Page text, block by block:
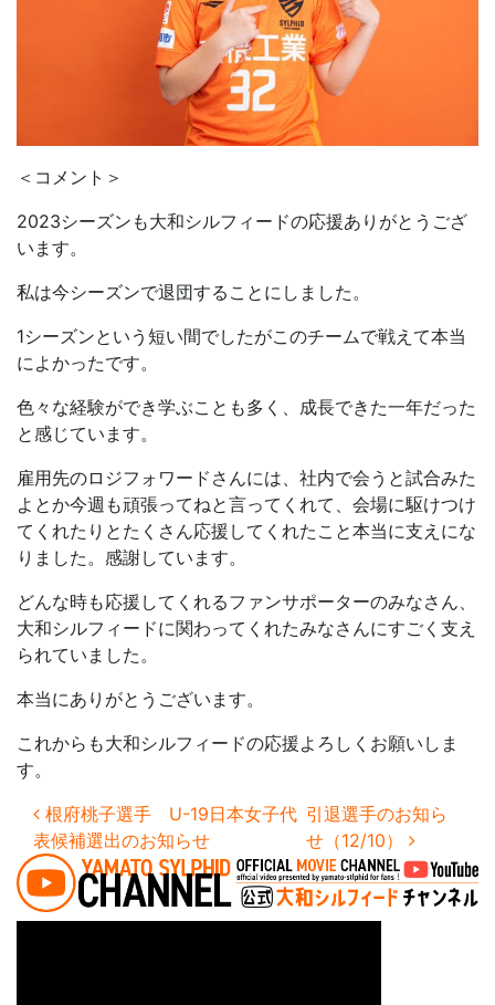
＜コメント＞
2023シーズンも大和シルフィードの応援ありがとうござ
います。
私は今シーズンで退団することにしました。
1シーズンという短い間でしたがこのチームで戦えて本当
によかったです。
色々な経験ができ学ぶことも多く、成長できた一年だった
と感じています。
雇用先のロジフォワードさんには、社内で会うと試合みた
よとか今週も頑張ってねと言ってくれて、会場に駆けつけ
てくれたりとたくさん応援してくれたこと本当に支えにな
りました。感謝しています。
どんな時も応援してくれるファンサポーターのみなさん、
大和シルフィードに関わってくれたみなさんにすごく支え
られていました。
本当にありがとうございます。
これからも大和シルフィードの応援よろしくお願いしま
す。
投稿ナビゲーション
根府桃子選手 U-19日本女子代
表候補選出のお知らせ
引退選手のお知ら
せ（12/10）